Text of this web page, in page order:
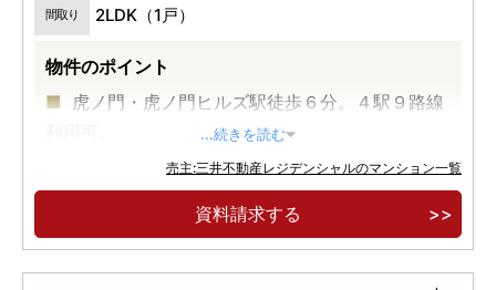
間取り 2LDK（1戸）
物件のポイント
虎ノ門・虎ノ門ヒルズ駅徒歩６分。４駅９路線
再開発が続く「虎ノ門」に住まう価値。
多彩な生活施設が揃う「虎ノ門ヒルズ」徒歩３
分。
...続きを読む
売主:三井不動産レジデンシャルのマンション一覧
資料請求する